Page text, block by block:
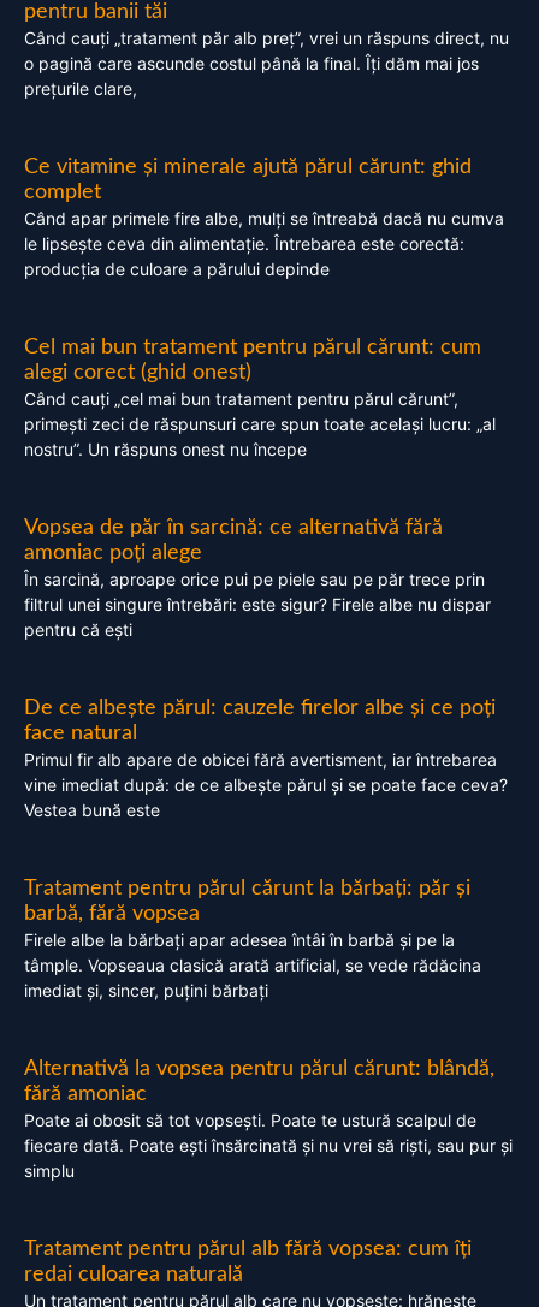
pentru banii tăi
Când cauți „tratament păr alb preț”, vrei un răspuns direct, nu
o pagină care ascunde costul până la final. Îți dăm mai jos
prețurile clare,
Ce vitamine și minerale ajută părul cărunt: ghid
complet
Când apar primele fire albe, mulți se întreabă dacă nu cumva
le lipsește ceva din alimentație. Întrebarea este corectă:
producția de culoare a părului depinde
Cel mai bun tratament pentru părul cărunt: cum
alegi corect (ghid onest)
Când cauți „cel mai bun tratament pentru părul cărunt”,
primești zeci de răspunsuri care spun toate același lucru: „al
nostru”. Un răspuns onest nu începe
Vopsea de păr în sarcină: ce alternativă fără
amoniac poți alege
În sarcină, aproape orice pui pe piele sau pe păr trece prin
filtrul unei singure întrebări: este sigur? Firele albe nu dispar
pentru că ești
De ce albește părul: cauzele firelor albe și ce poți
face natural
Primul fir alb apare de obicei fără avertisment, iar întrebarea
vine imediat după: de ce albește părul și se poate face ceva?
Vestea bună este
Tratament pentru părul cărunt la bărbați: păr și
barbă, fără vopsea
Firele albe la bărbați apar adesea întâi în barbă și pe la
tâmple. Vopseaua clasică arată artificial, se vede rădăcina
imediat și, sincer, puțini bărbați
Alternativă la vopsea pentru părul cărunt: blândă,
fără amoniac
Poate ai obosit să tot vopsești. Poate te ustură scalpul de
fiecare dată. Poate ești însărcinată și nu vrei să riști, sau pur și
simplu
Tratament pentru părul alb fără vopsea: cum îți
redai culoarea naturală
Un tratament pentru părul alb care nu vopsește: hrănește